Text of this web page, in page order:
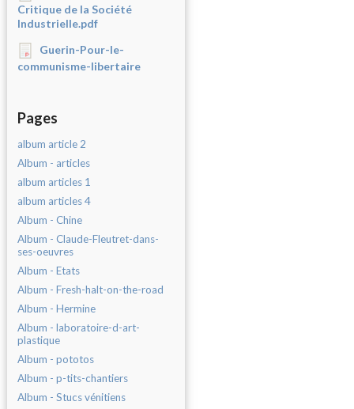
Critique de la Société
Industrielle.pdf
Guerin-Pour-le-
communisme-libertaire
Pages
album article 2
Album - articles
album articles 1
album articles 4
Album - Chine
Album - Claude-Fleutret-dans-
ses-oeuvres
Album - Etats
Album - Fresh-halt-on-the-road
Album - Hermine
Album - laboratoire-d-art-
plastique
Album - pototos
Album - p-tits-chantiers
Album - Stucs vénitiens